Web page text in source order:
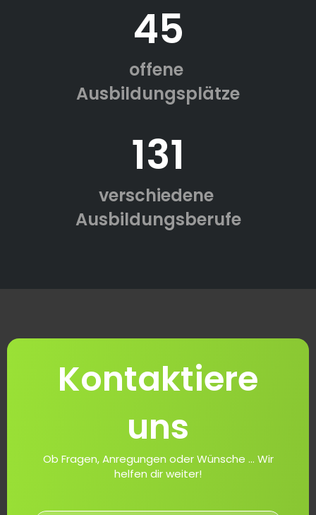
45
offene
Ausbildungsplätze
131
verschiedene
Ausbildungsberufe
Kontaktiere
uns
Ob Fragen, Anregungen oder Wünsche ... Wir
helfen dir weiter!